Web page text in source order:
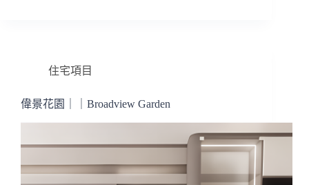
住宅項目
偉景花園｜｜Broadview Garden